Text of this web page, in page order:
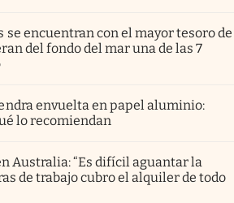
se encuentran con el mayor tesoro de
del fondo del mar una de las 7
envuelta en papel aluminio:
lo recomiendan
Australia: “Es difícil aguantar la
de trabajo cubro el alquiler de todo